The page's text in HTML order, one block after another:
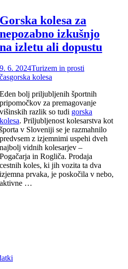
Gorska kolesa za
nepozabno izkušnjo
na izletu ali dopustu
9. 6. 2024Turizem in prosti
časgorska kolesa
Eden bolj priljubljenih športnih
pripomočkov za premagovanje
višinskih razlik so tudi gorska
kolesa. Priljubljenost kolesarstva kot
športa v Sloveniji se je razmahnilo
predvsem z izjemnimi uspehi dveh
najbolj vidnih kolesarjev –
Pogačarja in Rogliča. Prodaja
cestnih koles, ki jih vozita ta dva
izjemna prvaka, je poskočila v nebo,
aktivne …